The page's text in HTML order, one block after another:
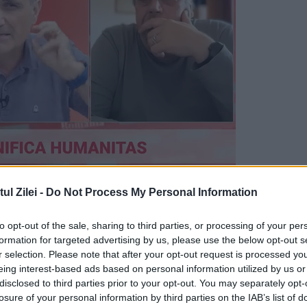
Zilei - Do Not Process My Personal Information
opt-out of the sale, sharing to third parties, or processing of your
for targeted advertising by us, please use the below opt-out
selection. Please note that after your opt-out request is processed
interest-based ads based on personal information utilized by us
to third parties prior to your opt-out. You may separately
of your personal information by third parties on the IAB’s list of
săptămâni,litigiuluicare viza unul dintre
Hotărârea instanței permite statului să
Sibiu.
recursul declarat de o prietenă a